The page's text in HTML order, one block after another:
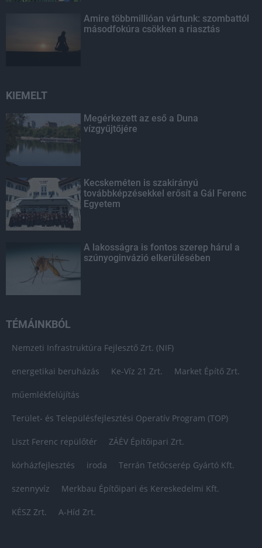
Amire többmillióan vártunk: szombattól
másodfokúra csökken a riasztás
KIEMELT
Megérkezett az eső a Duna
vízgyűjtőjére
Kecskeméten is szakirányú
továbbképzésekkel erősít a Gál Ferenc
Egyetem
A lakosságra is fontos szerep hárul a
szúnyoginvázió elkerülésében
TÉMÁINKBÓL
Nemzeti Infrastruktúra Fejlesztő Zrt. (NIF)
energetikai beruházás Ke-Víz 21 Zrt. Market Építő Zrt.
műemlékfelújítás
Terület- és Településfejlesztési Operatív Program (TOP)
Liszt Ferenc repülőtér ZÁÉV Építőipari Zrt.
kórházfejlesztés iroda Terrán Tetőcserép Gyártó Kft.
szennyvíz Merkbau Építőipari és Kereskedelmi Kft.
KÉSZ Zrt. A-Híd Zrt.